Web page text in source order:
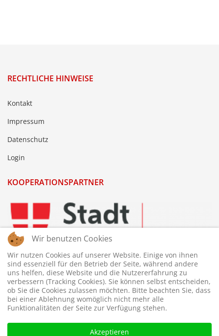
RECHTLICHE HINWEISE
Kontakt
Impressum
Datenschutz
Login
KOOPERATIONSPARTNER
Wir benutzen Cookies
Wir nutzen Cookies auf unserer Website. Einige von ihnen
sind essenziell für den Betrieb der Seite, während andere
uns helfen, diese Website und die Nutzererfahrung zu
verbessern (Tracking Cookies). Sie können selbst entscheiden,
ob Sie die Cookies zulassen möchten. Bitte beachten Sie, dass
bei einer Ablehnung womöglich nicht mehr alle
Funktionalitäten der Seite zur Verfügung stehen.
Akzeptieren